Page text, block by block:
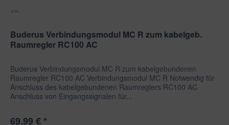
Buderus Verbindungsmodul MC R zum kabelgeb.
Raumregler RC100 AC
Buderus Verbindungsmodul MC R zum kabelgebundenen
Raumregler RC100 AC Verbindungsmodul MC R Notwendig für
Anschluss des kabelgebundenen Raumreglers RC100 AC
Anschluss von Eingangssignalen für...
69,99 € *